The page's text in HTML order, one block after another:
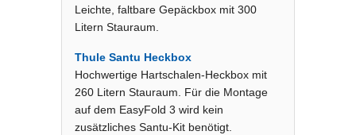
Leichte, faltbare Gepäckbox mit 300
Litern Stauraum.
Thule Santu Heckbox
Hochwertige Hartschalen-Heckbox mit
260 Litern Stauraum. Für die Montage
auf dem EasyFold 3 wird kein
zusätzliches Santu-Kit benötigt.